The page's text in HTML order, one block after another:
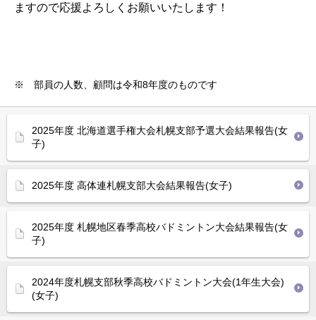
ますので応援よろしくお願いいたします！
※ 部員の人数、顧問は令和8年度のものです
2025年度 北海道選手権大会札幌支部予選大会結果報告(女
子)
2025年度 高体連札幌支部大会結果報告(女子)
2025年度 札幌地区春季高校バドミントン大会結果報告(女
子)
2024年度札幌支部秋季高校バドミントン大会(1年生大会)
(女子)